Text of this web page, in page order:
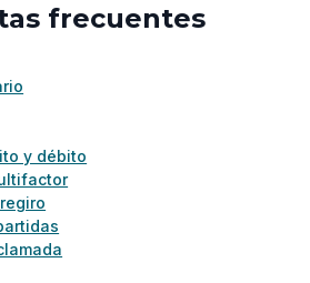
frecuentes
y débito